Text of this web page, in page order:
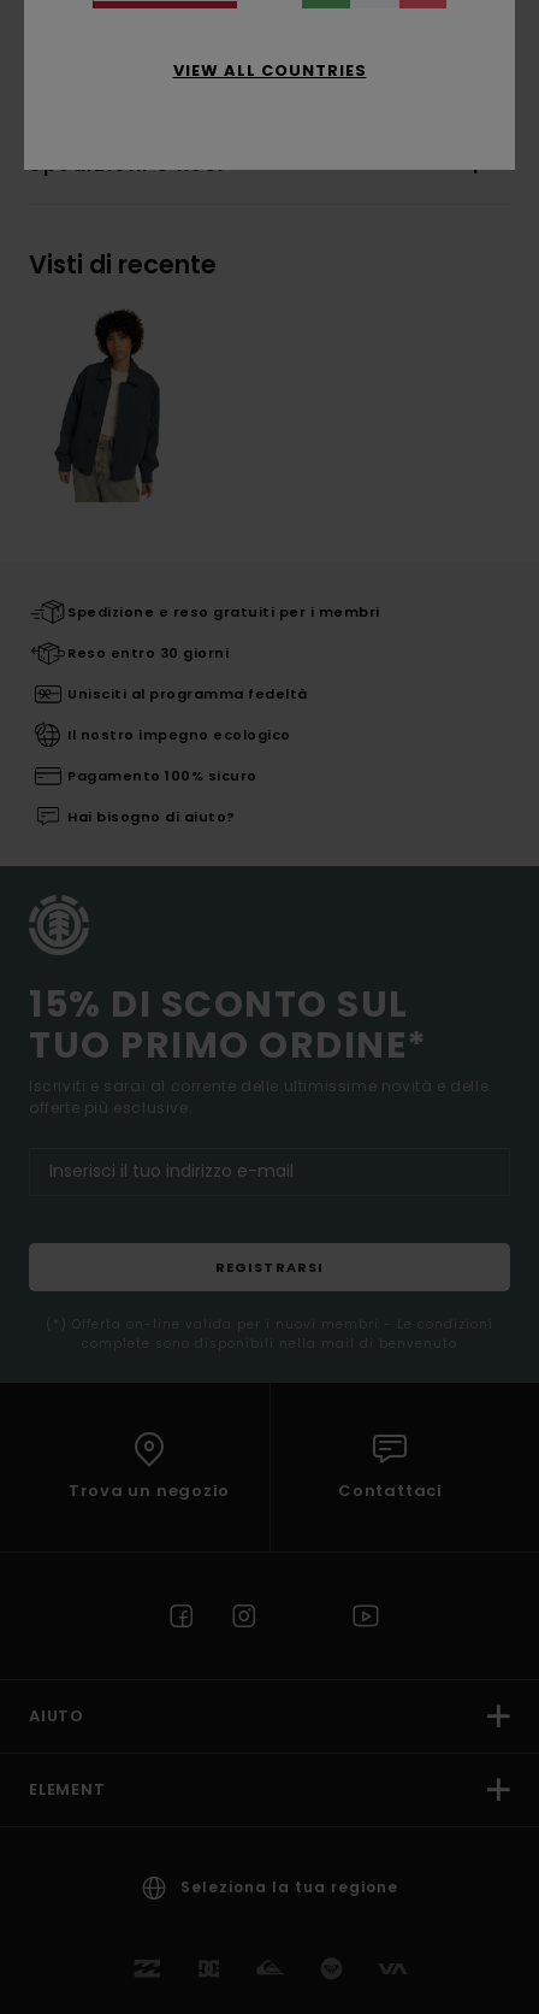
poliestere riciclato
Spedizioni e Resi
Visti di recente
Spedizione e reso gratuiti per i membri
Reso entro 30 giorni
Unisciti al programma fedeltà
Il nostro impegno ecologico
Pagamento 100% sicuro
Hai bisogno di aiuto?
15% DI SCONTO SUL
TUO PRIMO ORDINE*
Iscriviti e sarai al corrente delle ultimissime novità e delle
offerte più esclusive.
REGISTRARSI
(*) Offerta on-line valida per i nuovi membri - Le condizioni
complete sono disponibili nella mail di benvenuto
Trova un negozio Contattaci
AIUTO
ELEMENT
Seleziona la tua regione
VIEW ALL COUNTRIES